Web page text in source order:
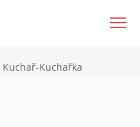
Kuchař-Kuchařka